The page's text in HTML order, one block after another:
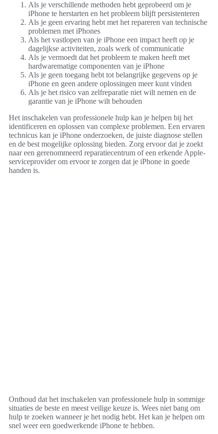
Als je verschillende methoden hebt geprobeerd om je
iPhone te herstarten en het probleem blijft persistenteren
Als je geen ervaring hebt met het repareren van technische
problemen met iPhones
Als het vastlopen van je iPhone een impact heeft op je
dagelijkse activiteiten, zoals werk of communicatie
Als je vermoedt dat het probleem te maken heeft met
hardwarematige componenten van je iPhone
Als je geen toegang hebt tot belangrijke gegevens op je
iPhone en geen andere oplossingen meer kunt vinden
Als je het risico van zelfreparatie niet wilt nemen en de
garantie van je iPhone wilt behouden
Het inschakelen van professionele hulp kan je helpen bij het
identificeren en oplossen van complexe problemen. Een ervaren
technicus kan je iPhone onderzoeken, de juiste diagnose stellen
en de best mogelijke oplossing bieden. Zorg ervoor dat je zoekt
naar een gerenommeerd reparatiecentrum of een erkende Apple-
serviceprovider om ervoor te zorgen dat je iPhone in goede
handen is.
Samenvatting en laatste tips
In dit artikel hebben we besproken wat je moet doen als je
iPhone vastloopt en enkele mogelijke oorzaken van dit probleem